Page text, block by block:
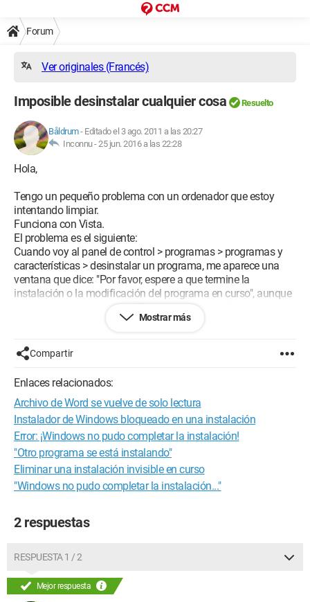
Forum
Ver originales (Francés)
Imposible desinstalar cualquier cosa Resuelto
Båldrum- Editado el 3 ago. 2011 a las 20:27
Inconnu -25 jun. 2016 a las 22:28
Hola,
Tengo un pequeño problema con un ordenador que estoy
intentando limpiar.
Funciona con Vista.
El problema es el siguiente:
Cuando voy al panel de control > programas > programas y
características > desinstalar un programa, me aparece una
ventana que dice: "Por favor, espere a que termine la
instalación o la modificación del programa en curso", aunque
no está en los procesos activos y no se está utilizando en
absoluto. Por lo tanto, me resulta imposible desinstalar nada.
Mostrar más
Compartir
Enlaces relacionados:
Archivo de Word se vuelve de solo lectura
Instalador de Windows bloqueado en una instalación
Error: ¡Windows no pudo completar la instalación!
"Otro programa se está instalando"
Eliminar una instalación invisible en curso
"Windows no pudo completar la instalación..."
2 respuestas
RESPUESTA 1 / 2
Mejor respuesta